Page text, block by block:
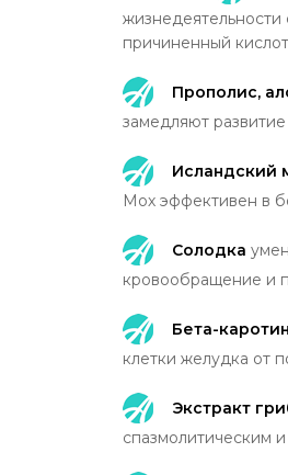
причиненный
Прополис,
замедляют
Исландский
Мох эффективен в
Солодка
кровообращение и
Бета-
клетки желудка от
Экстракт
спазмолитическим